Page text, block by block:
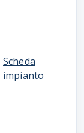
Scheda
impianto